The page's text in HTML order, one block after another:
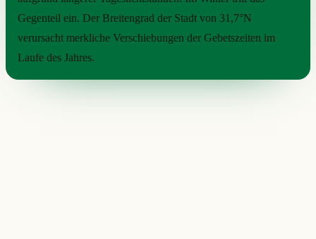
Gegenteil ein. Der Breitengrad der Stadt von 31,7°N
verursacht merkliche Verschiebungen der Gebetszeiten im
Laufe des Jahres.